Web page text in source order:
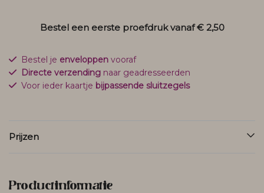
Bestel een eerste proefdruk vanaf€ 2,50
Bestel je enveloppen vooraf
Directe verzending naar geadresseerden
Voor ieder kaartje bijpassende sluitzegels
Prijzen
Productinformatie